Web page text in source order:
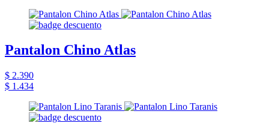
Pantalon Chino Atlas
$ 2.390
$ 1.434